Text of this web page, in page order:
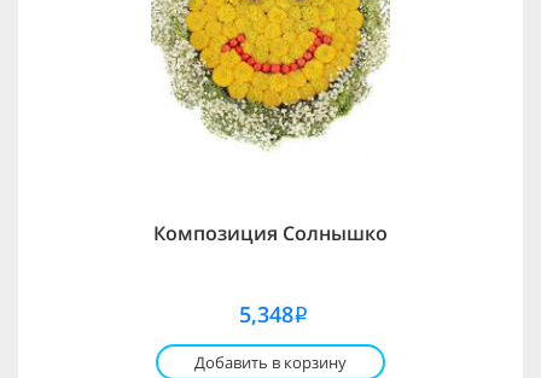
Композиция Солнышко
5,348i
Добавить в корзину